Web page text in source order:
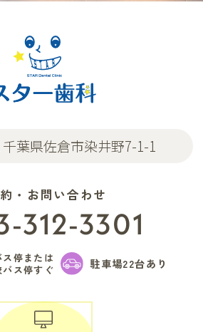
千葉県佐倉市染井野7-1-1
・お問い合わせ
312-3301
停または
ス停すぐ
駐車場22台あり